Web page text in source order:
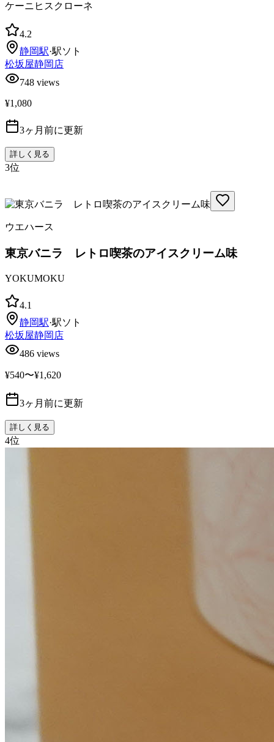
ケーニヒスクローネ
4.2
静岡駅·駅ソト
松坂屋静岡店
748 views
¥1,080
3ヶ月前に更新
詳しく見る
3位
ウエハース
東京バニラ レトロ喫茶のアイスクリーム味
YOKUMOKU
4.1
静岡駅·駅ソト
松坂屋静岡店
486 views
¥540〜¥1,620
3ヶ月前に更新
詳しく見る
4位